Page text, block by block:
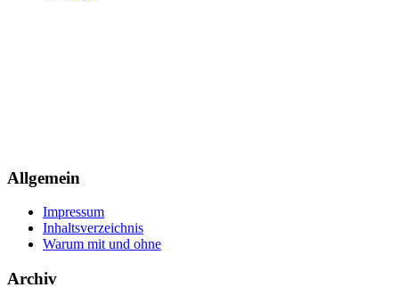
Allgemein
Impressum
Inhaltsverzeichnis
Warum mit und ohne
Archiv